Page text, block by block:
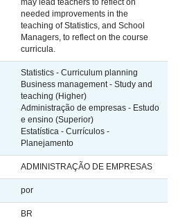
may lead teachers to reflect on
needed improvements in the
teaching of Statistics, and School
Managers, to reflect on the course
curricula.
Statistics - Curriculum planning
Business management - Study and
teaching (Higher)
Administração de empresas - Estudo
e ensino (Superior)
Estatística - Currículos -
Planejamento
ADMINISTRAÇÃO DE EMPRESAS
por
BR